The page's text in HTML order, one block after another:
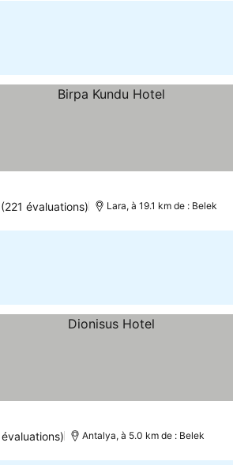
(221 évaluations) Lara, à 19.1 km de : Belek
Antalya, à 5.0 km de : Belek